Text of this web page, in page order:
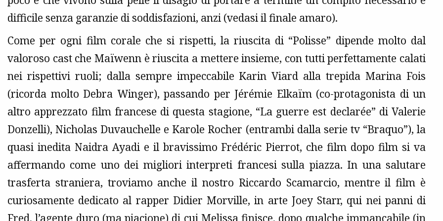
difficile senza garanzie di soddisfazioni, anzi (vedasi il finale amaro).
Come per ogni film corale che si rispetti, la riuscita di “Polisse” dipende molto dal
valoroso cast che Maïwenn è riuscita a mettere insieme, con tutti perfettamente calati
nei rispettivi ruoli; dalla sempre impeccabile Karin Viard alla trepida Marina Fois
(ricorda molto Debra Winger), passando per Jérémie Elkaïm (co-protagonista di un
altro apprezzato film francese di questa stagione, “La guerre est declarée” di Valerie
Donzelli), Nicholas Duvauchelle e Karole Rocher (entrambi dalla serie tv “Braquo”), la
quasi inedita Naidra Ayadi e il bravissimo Frédéric Pierrot, che film dopo film si va
affermando come uno dei migliori interpreti francesi sulla piazza. In una salutare
trasferta straniera, troviamo anche il nostro Riccardo Scamarcio, mentre il film è
curiosamente dedicato al rapper Didier Morville, in arte Joey Starr, qui nei panni di
Fred, l’agente duro (ma piacione) di cui Melissa finisce, dopo qualche immancabile (in